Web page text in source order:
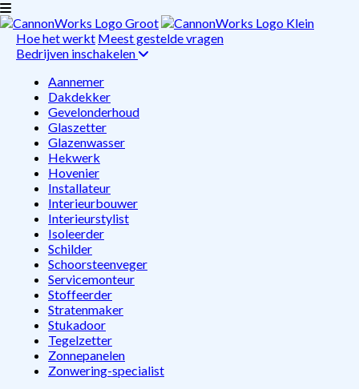
Hoe het werkt Meest gestelde vragen
Bedrijven inschakelen
Aannemer
Dakdekker
Gevelonderhoud
Glaszetter
Glazenwasser
Hekwerk
Hovenier
Installateur
Interieurbouwer
Interieurstylist
Isoleerder
Schilder
Schoorsteenveger
Servicemonteur
Stoffeerder
Stratenmaker
Stukadoor
Tegelzetter
Zonnepanelen
Zonwering-specialist